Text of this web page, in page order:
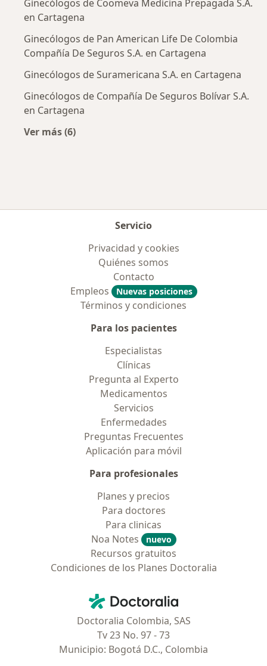
Ginecólogos de Coomeva Medicina Prepagada S.A.
en Cartagena
Ginecólogos de Pan American Life De Colombia
Compañía De Seguros S.A. en Cartagena
Ginecólogos de Suramericana S.A. en Cartagena
Ginecólogos de Compañía De Seguros Bolívar S.A.
en Cartagena
Ver más (6)
Servicio
Privacidad y cookies
Quiénes somos
Contacto
Empleos
Nuevas posiciones
Términos y condiciones
Para los pacientes
Especialistas
Clínicas
Pregunta al Experto
Medicamentos
Servicios
Enfermedades
Preguntas Frecuentes
Aplicación para móvil
Para profesionales
Planes y precios
Para doctores
Para clinicas
Noa Notes
nuevo
Recursos gratuitos
Condiciones de los Planes Doctoralia
Doctoralia - Página de inicio
Doctoralia Colombia, SAS
Tv 23 No. 97 - 73
Municipio: Bogotá D.C., Colombia